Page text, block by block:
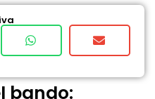
bando: